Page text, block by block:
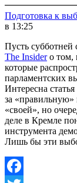
Подготовка к
в 13:25
Пусть субботней
The Insiderо том,
которые
парламентских
Интересна
за «правильную»
«своей», но
деле в Кремле
инструмента
Лишь бы эти